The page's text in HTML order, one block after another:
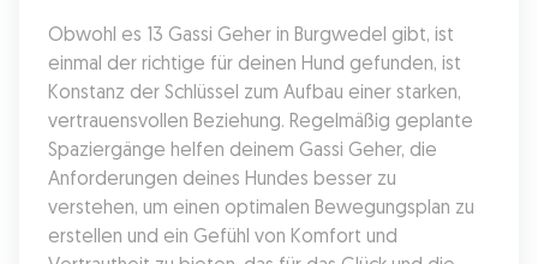
Obwohl es 13 Gassi Geher in Burgwedel gibt, ist
einmal der richtige für deinen Hund gefunden, ist
Konstanz der Schlüssel zum Aufbau einer starken,
vertrauensvollen Beziehung. Regelmäßig geplante
Spaziergänge helfen deinem Gassi Geher, die
Anforderungen deines Hundes besser zu
verstehen, um einen optimalen Bewegungsplan zu
erstellen und ein Gefühl von Komfort und